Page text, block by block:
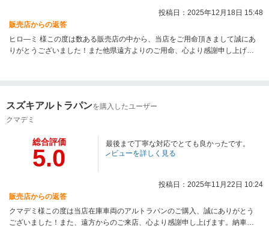
またのご来店を、スタッフ一同心よりお待ちしております！投稿日：2025年12月18日 15:48
販売店からの返答
ヒロ―ミ 様この度は数ある販売店の中から、当店をご用命頂きまして誠にあ
りがとうございました！また他県遠方よりのご用命、心より感謝申し上げま
ったかと思いますが、無事に納車までサポート出来て私もほっとしておりま
などを行って頂く事も可能です。納車後も心配事や車両についての不明点が
あれば、担当の私までお気軽にご連絡ください。精一杯サポートさせて頂き
ご購入いただいた車両は、国内の中でもカスタムパーツが沢山あり、自分好
みにカスタムしていくのがとても楽しい車両かと思います。ヒローミ様好み
にカスタムしていただいて、世界に一台のジムニーを是非お作り下さい！ま
スで今後もサポートさせて頂ければと思います。この度は、ご納車誠におめ
でとうございます！そしてご利用いただきありがとうございました！
スズキアルトラパンを購入したユーザー
クマデミ
総合評価
5.0
最後まで丁寧な対応でとても良かったです。
レビューを詳しく見る
投稿日：2025年11月22日 10:24
販売店からの返答
クマデミ様この度は当店在庫車両のアルトラパンのご購入、誠にありがとう
ございました！また、遠方からのご来店、心より感謝申し上げます。納車後